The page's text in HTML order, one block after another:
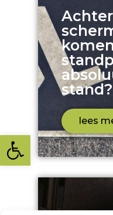
Toolbar openen
stand?
lees